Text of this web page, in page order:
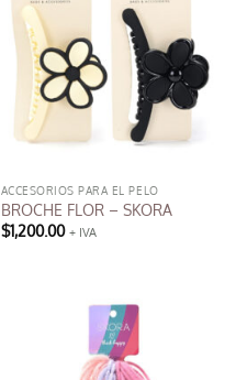
ACCESORIOS PARA EL PELO
BROCHE FLOR – SKORA
$1,200.00 + IVA